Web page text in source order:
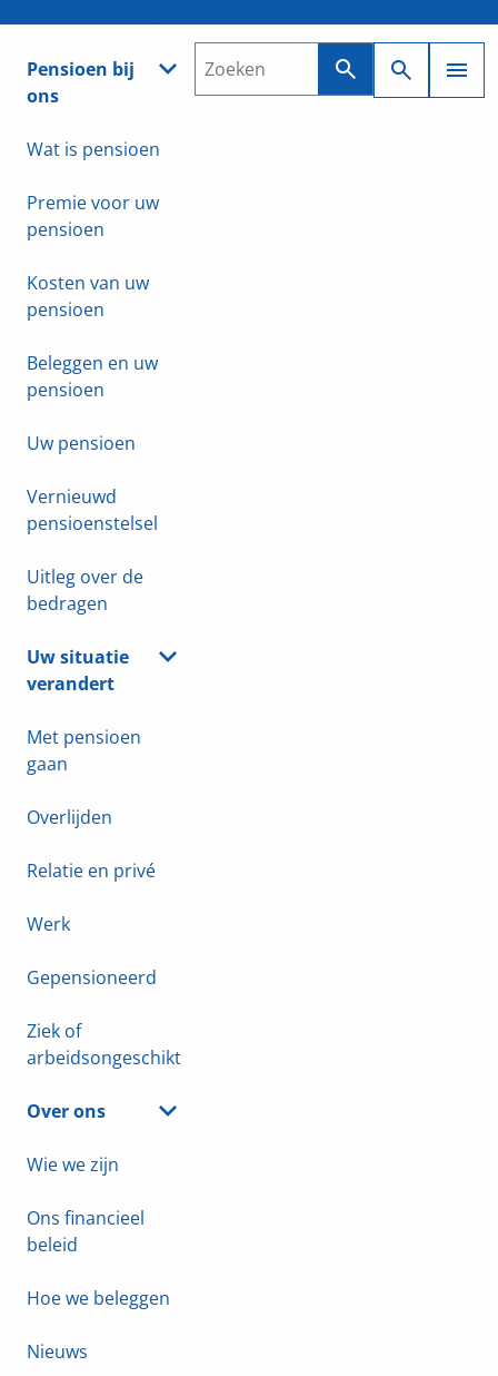
Pensioen bij
ons
Wat is pensioen
Premie voor uw
pensioen
Kosten van uw
pensioen
Beleggen en uw
pensioen
Uw pensioen
Vernieuwd
pensioenstelsel
Uitleg over de
bedragen
Uw situatie
verandert
Met pensioen
gaan
Overlijden
Relatie en privé
Werk
Gepensioneerd
Ziek of
arbeidsongeschikt
Over ons
Wie we zijn
Ons financieel
beleid
Hoe we beleggen
Nieuws